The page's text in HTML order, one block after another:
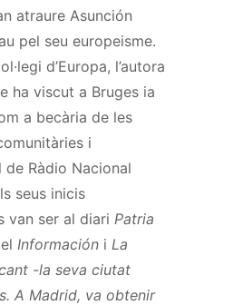
atraure Asunción
pel seu europeisme.
d’Europa, l’autora
ha viscut a Bruges ia
a becària de les
i
de Ràdio Nacional
seus inicis
van ser al diari Patria
Información i La
-la seva ciutat
A Madrid, va obtenir